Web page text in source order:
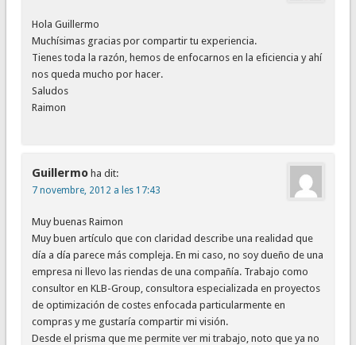
Hola Guillermo
Muchísimas gracias por compartir tu experiencia.
Tienes toda la razón, hemos de enfocarnos en la eficiencia y ahí
nos queda mucho por hacer.
Saludos
Raimon
Guillermo ha dit:
7 novembre, 2012 a les 17:43
Muy buenas Raimon
Muy buen artículo que con claridad describe una realidad que
día a día parece más compleja. En mi caso, no soy dueño de una
empresa ni llevo las riendas de una compañía. Trabajo como
consultor en KLB-Group, consultora especializada en proyectos
de optimización de costes enfocada particularmente en
compras y me gustaría compartir mi visión.
Desde el prisma que me permite ver mi trabajo, noto que ya no